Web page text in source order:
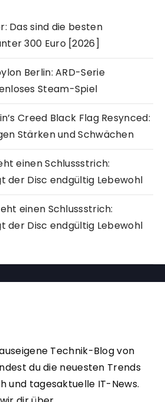
Das sind die besten
300 Euro [2026]
Berlin: ARD-Serie
Steam-Spiel
Creed Black Flag Resynced:
Stärken und Schwächen
einen Schlussstrich:
der Disc endgültig Lebewohl
einen Schlussstrich:
der Disc endgültig Lebewohl
Technik-Blog von
du die neuesten Trends
und tagesaktuelle IT-News.